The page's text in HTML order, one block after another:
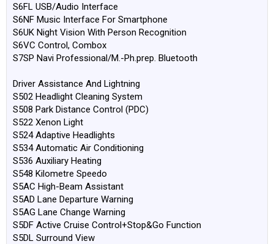
S6FL USB/Audio Interface
S6NF Music Interface For Smartphone
S6UK Night Vision With Person Recognition
S6VC Control, Combox
S7SP Navi Professional/M.-Ph.prep. Bluetooth
Driver Assistance And Lightning
S502 Headlight Cleaning System
S508 Park Distance Control (PDC)
S522 Xenon Light
S524 Adaptive Headlights
S534 Automatic Air Conditioning
S536 Auxiliary Heating
S548 Kilometre Speedo
S5AC High-Beam Assistant
S5AD Lane Departure Warning
S5AG Lane Change Warning
S5DF Active Cruise Control+Stop&Go Function
S5DL Surround View